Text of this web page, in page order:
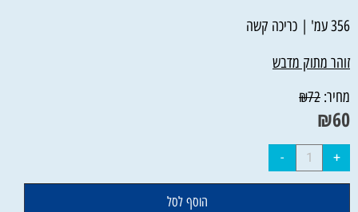
356 עמ' | כריכה קשה
זוהר מתוק מדבש
מחיר:
₪72
₪60
הוסף לסל